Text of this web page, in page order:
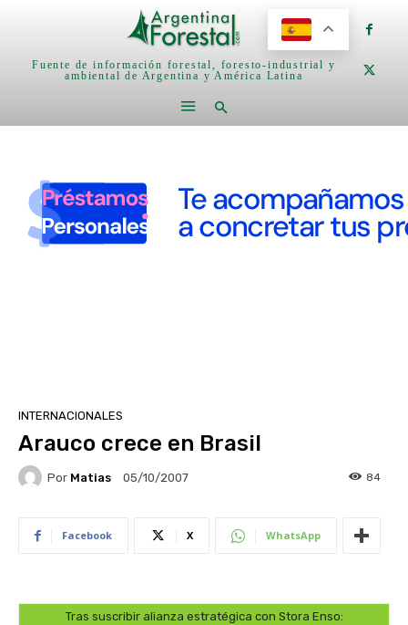
Fuente de información forestal, foresto-industrial y
ambiental de Argentina y América Latina
INTERNACIONALES
Arauco crece en Brasil
Por Matias 05/10/2007 84
Facebook X WhatsApp
Tras suscribir alianza estratégica con Stora Enso: